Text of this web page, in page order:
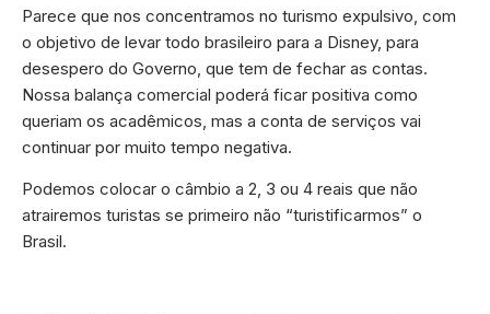
Parece que nos concentramos no turismo expulsivo, com
o objetivo de levar todo brasileiro para a Disney, para
desespero do Governo, que tem de fechar as contas.
Nossa balança comercial poderá ficar positiva como
queriam os acadêmicos, mas a conta de serviços vai
continuar por muito tempo negativa.
Podemos colocar o câmbio a 2, 3 ou 4 reais que não
atrairemos turistas se primeiro não “turistificarmos” o
Brasil.